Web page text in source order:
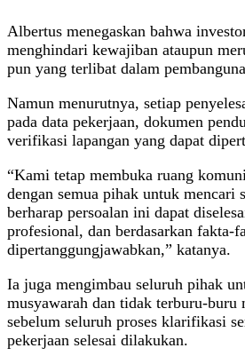
Albertus menegaskan bahwa
menghindari kewajiban ataupun
pun yang terlibat dalam
Namun menurutnya, setiap
pada data pekerjaan, dokumen
verifikasi lapangan yang dapat
“Kami tetap membuka ruang
dengan semua pihak untuk mencari
berharap persoalan ini dapat
profesional, dan berdasarkan fakta-
dipertanggungjawabkan,” katanya.
Ia juga mengimbau seluruh pihak
musyawarah dan tidak terburu-buru
sebelum seluruh proses klarifikasi
pekerjaan selesai dilakukan.